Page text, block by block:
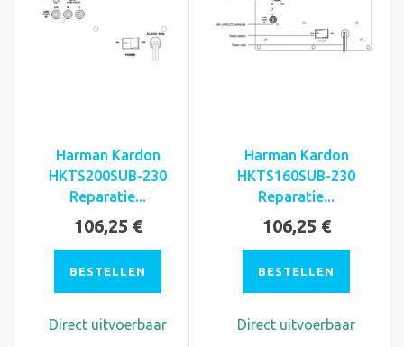
Harman Kardon
HKTS200SUB-230
Reparatie...
106,25 €
BESTELLEN
Direct uitvoerbaar
Harman Kardon
HKTS160SUB-230
Reparatie...
106,25 €
BESTELLEN
Direct uitvoerbaar